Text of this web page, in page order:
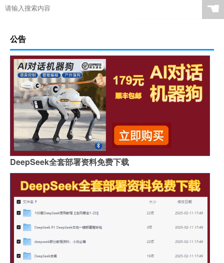
☚
公告
DeepSeek全套部署资料免费下载